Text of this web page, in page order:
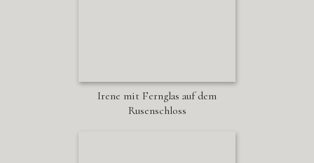
Irene mit Fernglas auf dem
Rusenschloss